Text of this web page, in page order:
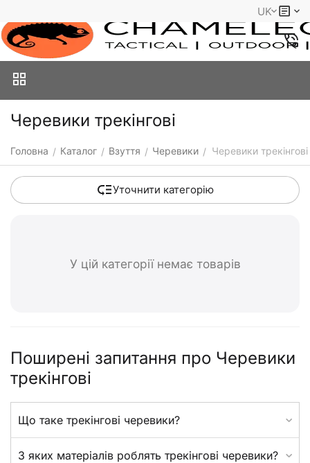
UK
Черевики трекінгові
Головна / Каталог / Взуття / Черевики / Черевики трекінгові
Уточнити категорію
У цій категорії немає товарів
Поширені запитання про Черевики
трекінгові
Що таке трекінгові черевики?
З яких матеріалів роблять трекінгові черевики?